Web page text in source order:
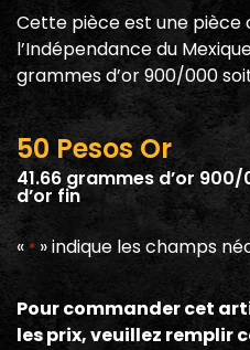
Cette pièce est une
l’Indépendance du
grammes d’or 900/000
50 Pesos Or
41.66 grammes d’or
d’or fin
« * » indique les champs
Pour commander cet
les prix, veuillez remplir